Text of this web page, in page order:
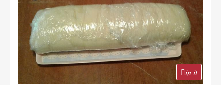
in it